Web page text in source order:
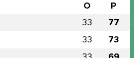
O P
33 77
33 73